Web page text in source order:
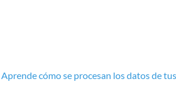
Aprende cómo se procesan los datos de